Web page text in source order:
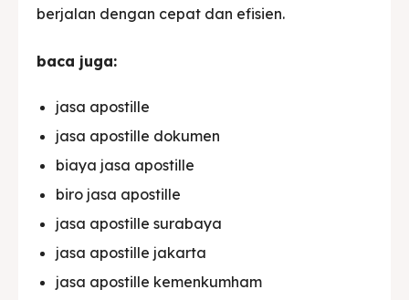
berjalan dengan cepat dan efisien.
baca juga:
jasa apostille
jasa apostille dokumen
biaya jasa apostille
biro jasa apostille
jasa apostille surabaya
jasa apostille jakarta
jasa apostille kemenkumham